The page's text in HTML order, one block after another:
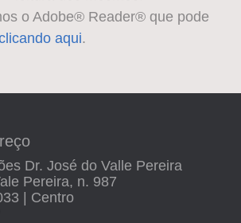
o Adobe® Reader® que pode
aqui.
Dr. José do Valle Pereira
Pereira, n. 987
| Centro